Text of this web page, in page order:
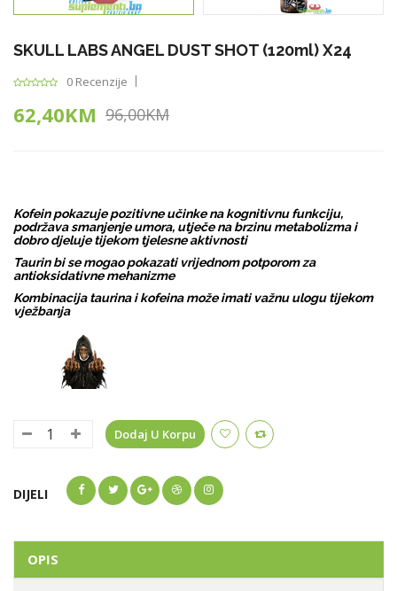
SKULL LABS ANGEL DUST SHOT (120ml) X24
0 Recenzije
62,40KM 96,00KM
Kofein pokazuje pozitivne učinke na kognitivnu funkciju,
podržava smanjenje umora, utječe na brzinu metabolizma i
dobro djeluje tijekom tjelesne aktivnosti
Taurin bi se mogao pokazati vrijednom potporom za
antioksidativne mehanizme
Kombinacija taurina i kofeina može imati važnu ulogu tijekom
vježbanja
Dodaj U Korpu
DIJELI
OPIS